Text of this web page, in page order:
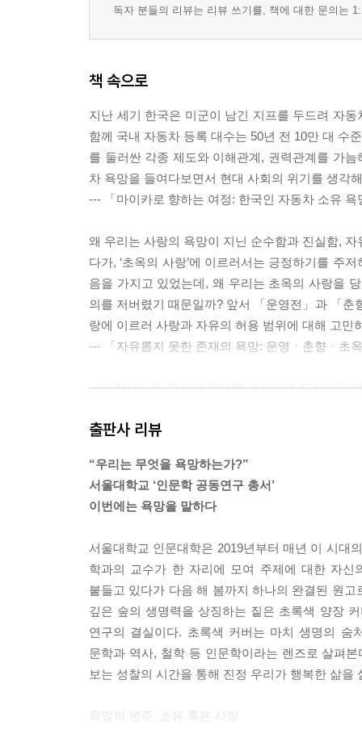
11 플라톤과 욕망의 다면성 / 강성훈
13 공맹이 사유한 리더의 공적 욕망과 사적 욕망 /
독자 분들의 리뷰는 리뷰 쓰기를, 책에 대한 문의는
책 속으로
지난 세기 한국은 미군이 남긴 지프를 두드려 자
함께 국내 자동차 등록 대수는 50년 전 10만 대 수
를 둘러싼 각종 제도와 이해관계, 권력관계를 가
차 욕망을 들여다보면서 현대 사회의 위기를 생각
--- 「마이카로 향하는 여정: 한국인 자동차 소유
왜 우리는 사랑의 욕망이 지닌 순수함과 진실함,
다가, ‘초옥의 사랑’에 이르러서는 긍정하기를 주
음을 가지고 있었는데, 왜 우리는 초옥의 사랑을
의를 저버렸기 때문일까? 앞서 「운영전」과 「
랑에 이르러 사랑과 자유의 허용 범위에 대해 고민
--- 「자유롭지 못한 존재의 욕망: 운영ㆍ춘향ㆍ초
〈자화상〉은 자신의 일생을 그림으로 드러낸 세
고 있다. 왜 강세황은 이러한 특이한 자화상을 남
해 그는 ‘결국 사람들은 알 것이다. 나, 강세황이
--- 「삼세기영지가의 영예: 강세황의 명예에 대한
곳으로 만들 것이라고 믿는다. 그 아래에는 과거
치 사회적 문제를 더 가지고 누리려 하는 개인의
론은 현대 사회과학의 관점에서 받아들이기 어렵
가능할 만큼 복잡한 메커니즘에 의해 움직이고
이냐 차원에서 접근하기에는 현대 사회와 국가가
--- 「서양 정치사상사에서 욕망을 바라보는 시각
출판사 리뷰
“우리는 무엇을 욕망하는가?”
서울대학교 ‘인문학 공동연구 총서’
이번에는 욕망을 말하다
서울대학교 인문대학은 2019년부터 매년 이 시대
학과의 교수가 한 자리에 모여 주제에 대한 자
붙들고 있다가 다음 해 봄까지 하나의 완결된 원
깊은 숲의 생명력을 상징하는 짙은 초록색 양장
연구의 결실이다. 초록색 커버는 마치 생명의 숨
문학과 역사, 철학 등 인문학이라는 렌즈로 살펴
보는 성찰의 시간을 통해 진정 우리가 행복한 삶을